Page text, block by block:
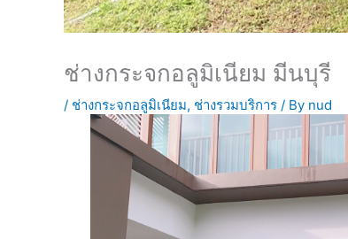
ช่างกระจกอลูมิเนียม มีนบุรี
/ ช่างกระจกอลูมิเนียม, ช่างรวมบริการ / By nud